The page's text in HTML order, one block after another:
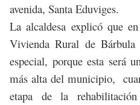
avenida, Santa Eduviges.
La alcaldesa explicó que
Vivienda Rural de Bárbula
especial, porque esta será
más alta del municipio,
etapa de la